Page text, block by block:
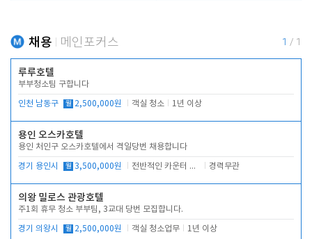
채용 메인포커스 1 / 1
루루호텔
부부청소팀 구합니다
인천 남동구 월 2,500,000원 객실 청소 1년 이상
용인 오스카호텔
용인 처인구 오스카호텔에서 격일당번 채용합니다
경기 용인시 월 3,500,000원 전반적인 카운터 업무 경력무관
의왕 밀로스 관광호텔
주1회 휴무 청소 부부팀, 3교대 당번 모집합니다.
경기 의왕시 월 2,500,000원 객실 청소업무 1년 이상